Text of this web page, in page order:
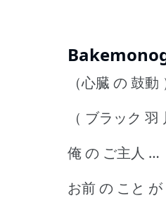
（心臓 の 鼓動
（ ブラック
俺 の ご主人 …
お前 の こと